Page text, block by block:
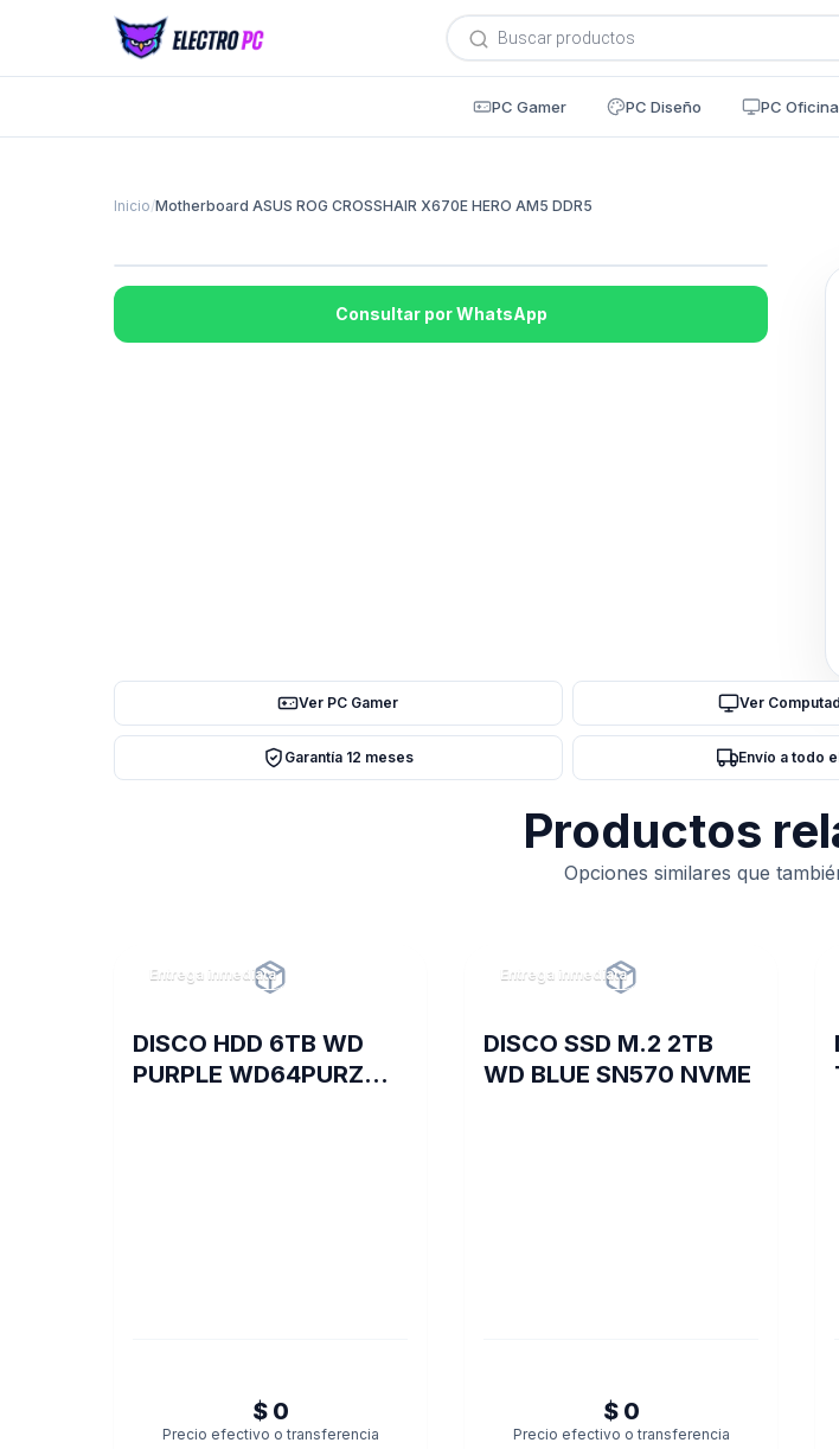
Búsqueda
de
productos
PC Gamer PC Diseño PC Oficina
Inicio/Motherboard ASUS ROG CROSSHAIR X670E HERO AM5 DDR5
Consultar por WhatsApp
Ver PC Gamer Ver
Garantía 12 meses Envío a todo
Productos
Opciones similares que
Entrega inmediata
DISCO HDD 6TB WD
PURPLE WD64PURZ
$ 0
Precio efectivo o transferencia
Entrega inmediata
DISCO SSD M.2 2TB
WD BLUE SN570 NVME
$ 0
Precio efectivo o transferencia